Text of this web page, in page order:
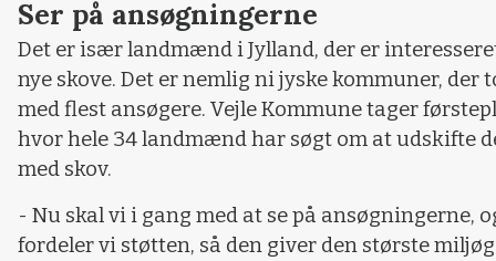
Ser på ansøgningerne
Det er især landmænd i Jylland, der er
nye skove. Det er nemlig ni jyske kommuner, der
med flest ansøgere. Vejle Kommune tager
hvor hele 34 landmænd har søgt om at udskifte
med skov.
- Nu skal vi i gang med at se på ansøgningerne,
fordeler vi støtten, så den giver den største